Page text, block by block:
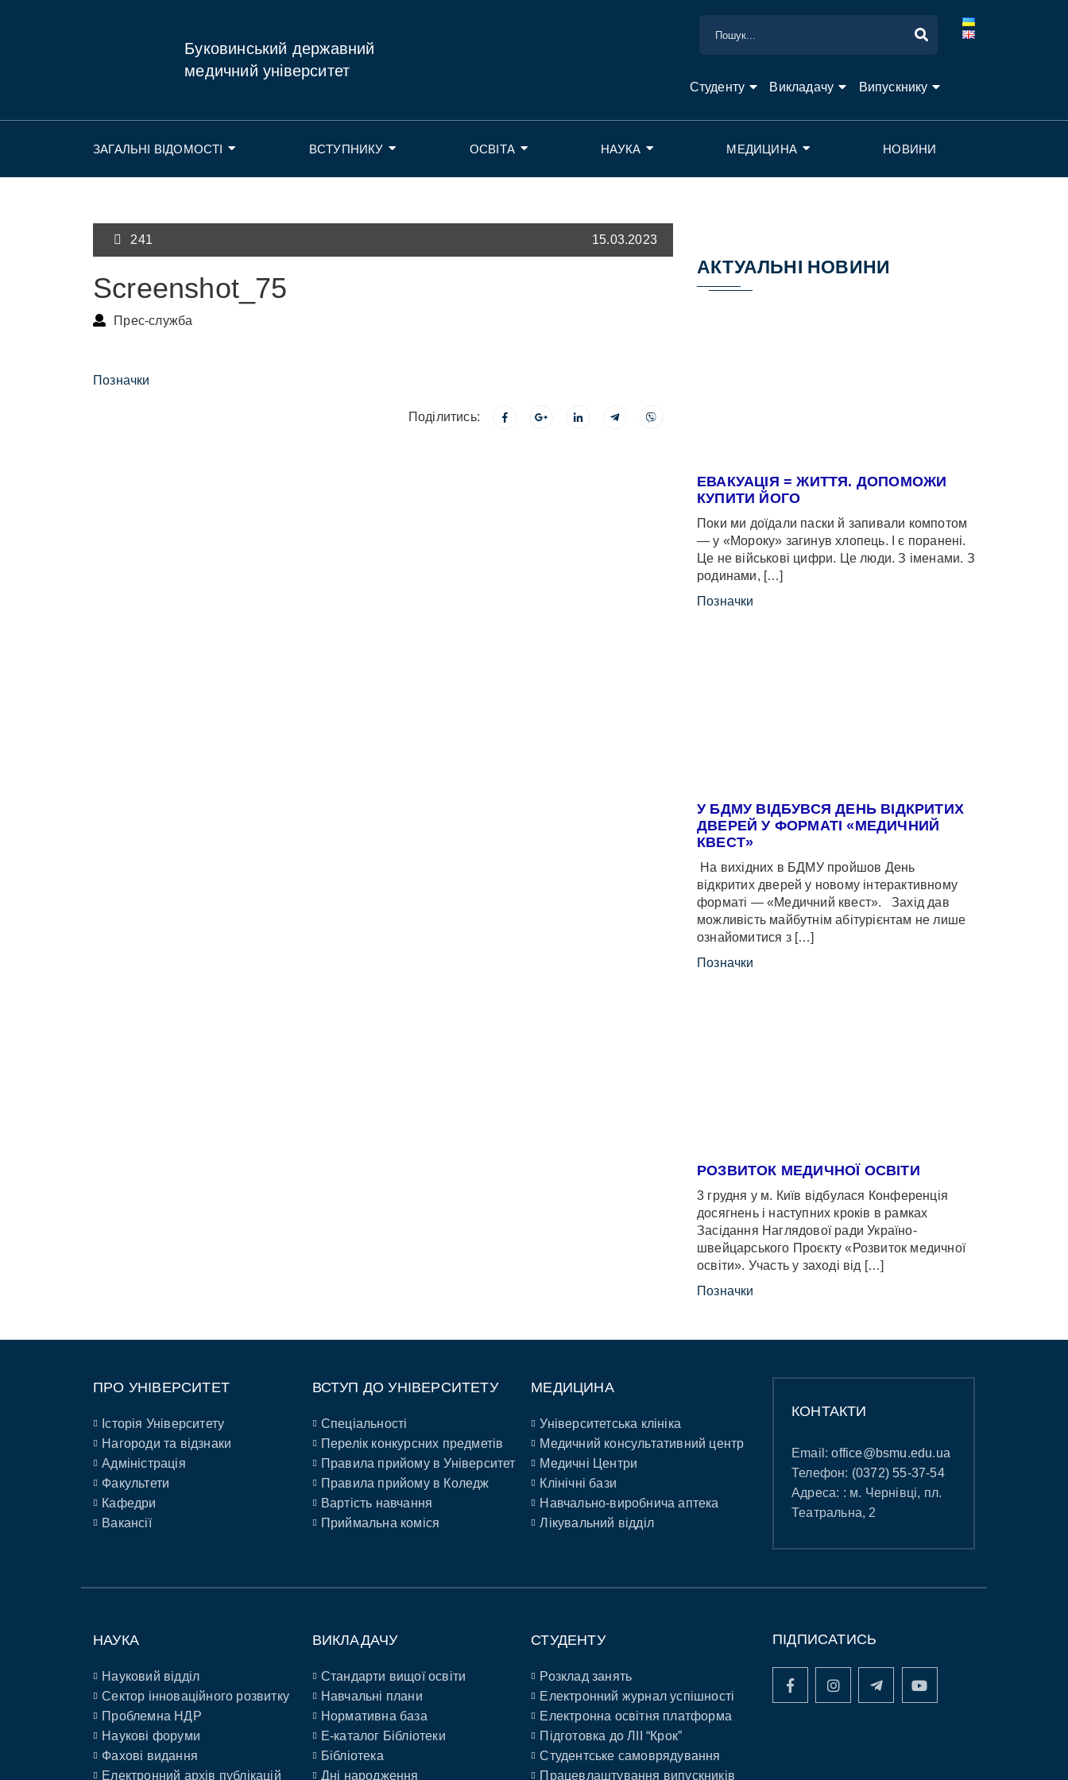
Буковинський державний
медичний університет
Студенту Викладачу Випускнику
ЗАГАЛЬНІ ВІДОМОСТІ ВСТУПНИКУ ОСВІТА НАУКА МЕДИЦИНА НОВИНИ
241 15.03.2023
Screenshot_75
Прес-служба
Позначки
Поділитись:
АКТУАЛЬНІ НОВИНИ
ЕВАКУАЦІЯ = ЖИТТЯ. ДОПОМОЖИ
КУПИТИ ЙОГО
Поки ми доїдали паски й запивали компотом
— у «Мороку» загинув хлопець. І є поранені.
Це не військові цифри. Це люди. З іменами. З
родинами, […]
Позначки
У БДМУ ВІДБУВСЯ ДЕНЬ ВІДКРИТИХ
ДВЕРЕЙ У ФОРМАТІ «МЕДИЧНИЙ
КВЕСТ»
На вихідних в БДМУ пройшов День
відкритих дверей у новому інтерактивному
форматі — «Медичний квест». Захід дав
можливість майбутнім абітурієнтам не лише
ознайомитися з […]
Позначки
РОЗВИТОК МЕДИЧНОЇ ОСВІТИ
3 грудня у м. Київ відбулася Конференція
досягнень і наступних кроків в рамках
Засідання Наглядової ради Україно-
швейцарського Проєкту «Розвиток медичної
освіти». Участь у заході від […]
Позначки
ПРО УНІВЕРСИТЕТ
Історія Університету
Нагороди та відзнаки
Адміністрація
Факультети
Кафедри
Вакансії
ВСТУП ДО УНІВЕРСИТЕТУ
Спеціальності
Перелік конкурсних предметів
Правила прийому в Університет
Правила прийому в Коледж
Вартість навчання
Приймальна коміся
МЕДИЦИНА
Університетська клініка
Медичний консультативний центр
Медичні Центри
Клінічні бази
Навчально-виробнича аптека
Лікувальний відділ
КОНТАКТИ
Email:office@bsmu.edu.ua
Телефон: (0372) 55-37-54
Адреса: : м. Чернівці, пл.
Театральна, 2
НАУКА
Науковий відділ
Сектор інноваційного розвитку
Проблемна НДР
Наукові форуми
Фахові видання
Електронний архів публікацій
ВИКЛАДАЧУ
Стандарти вищої освіти
Навчальні плани
Нормативна база
E-каталог Бібліотеки
Бібліотека
Дні народження
СТУДЕНТУ
Розклад занять
Електронний журнал успішності
Електронна освітня платформа
Підготовка до ЛІІ “Крок”
Студентське самоврядування
Працевлаштування випускників
ПІДПИСАТИСЬ